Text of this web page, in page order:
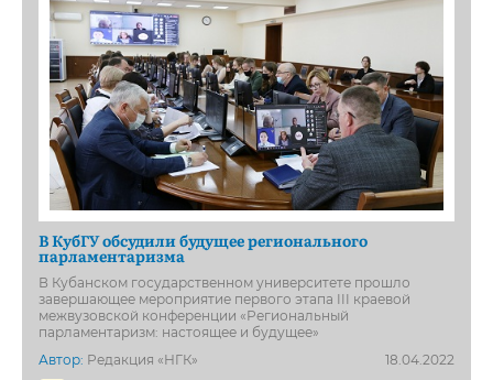
В КубГУ обсудили будущее регионального
парламентаризма
В Кубанском государственном университете прошло
завершающее мероприятие первого этапа III краевой
межвузовской конференции «Региональный
парламентаризм: настоящее и будущее»
Автор: Редакция «НГК»
18.04.2022